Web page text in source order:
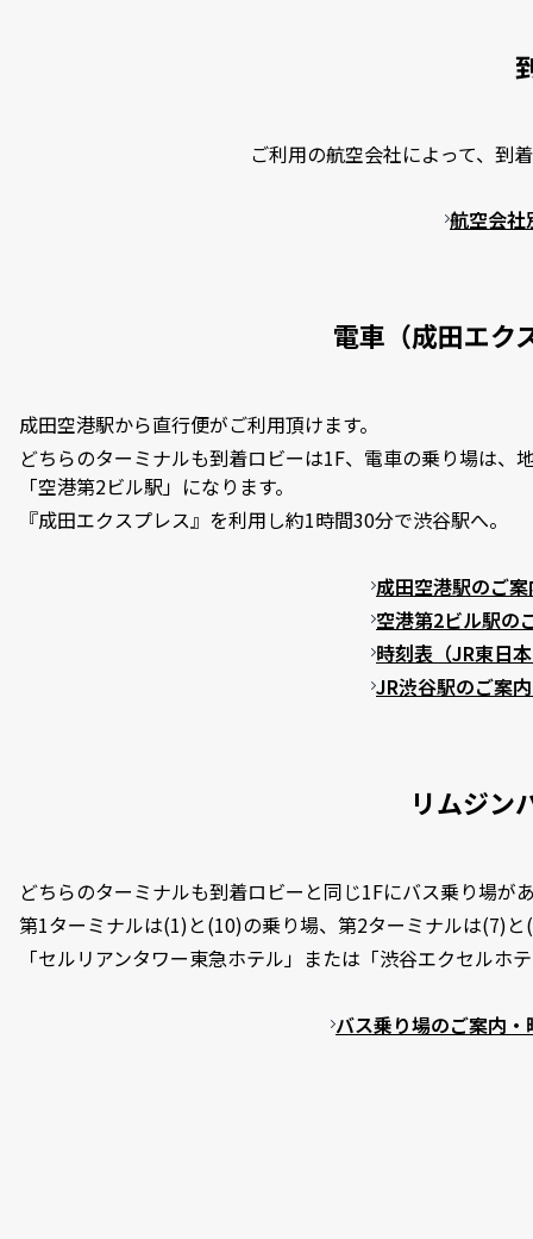
ご利用の航空会社によって、到
航空会社
電車（成田エク
成田空港駅から直行便がご利用頂けます。
どちらのターミナルも到着ロビーは1F、電車の乗り場は
「空港第2ビル駅」になります。
『成田エクスプレス』を利用し約1時間30分で渋谷駅へ。
成田空港駅のご
空港第2ビル駅の
時刻表（JR東日
JR渋谷駅のご案
リムジン
どちらのターミナルも到着ロビーと同じ1Fにバス乗り場が
第1ターミナルは(1)と(10)の乗り場、第2ターミナルは(7)
「セルリアンタワー東急ホテル」または「渋谷エクセル
バス乗り場のご案内